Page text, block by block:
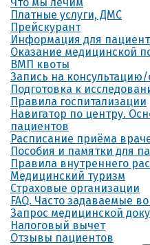
Платные услуги, ДМС
Прейскурант
Информация для
Оказание медицинской
ВМП квоты
Запись на
Подготовка к
Правила госпитализации
Навигатор по центру.
пациентов
Расписание приёма
Пособия и памятки для
Правила внутреннего
Медицинский туризм
Страховые организации
FAQ. Часто задаваемые
Запрос медицинской
Налоговый вычет
Отзывы пациентов